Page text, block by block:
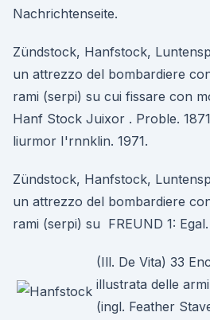
Nachrichtenseite.
Zündstock, Hanfstock,
un attrezzo del bombardiere
rami (serpi) su cui fissare con
Hanf Stock Juixor . Proble.
liurmor I'rnnklin. 1971.
Zündstock, Hanfstock,
un attrezzo del bombardiere
rami (serpi) su FREUND 1: Egal.
(Ill. De Vita) 33
illustrata delle
(ingl. Feather